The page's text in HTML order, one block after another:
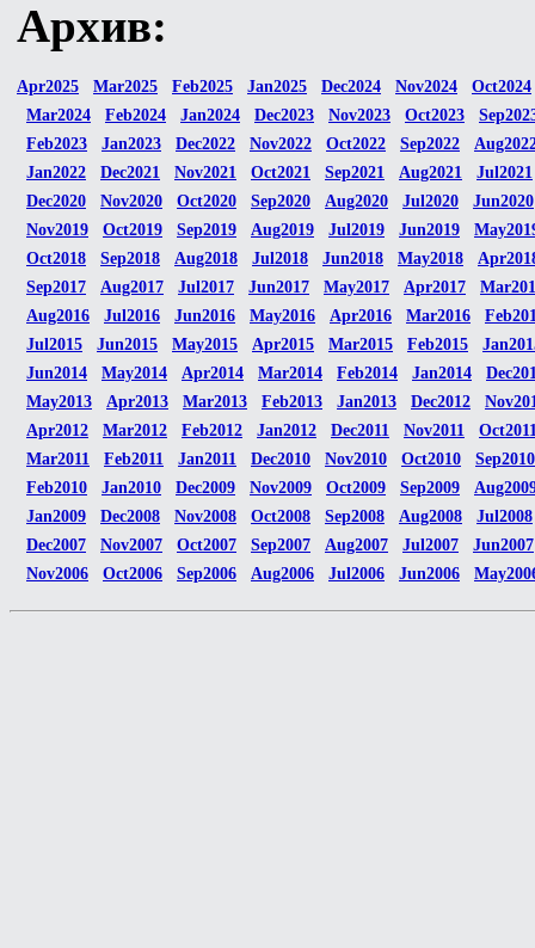
Архив:
Apr2025 Mar2025 Feb2025 Jan2025 Dec2024 Nov2024
Oct2024
Mar2024
Feb2024 Jan2024 Dec2023 Nov2023 Oct2023
Feb2023
Jan2023 Dec2022 Nov2022 Oct2022 Sep2022
Jan2022
Dec2021 Nov2021 Oct2021 Sep2021 Aug2021
Jul2021
Dec2020
Nov2020 Oct2020 Sep2020 Aug2020 Jul2020
Jun2020
Nov2019
Oct2019 Sep2019 Aug2019 Jul2019 Jun2019
Oct2018
Sep2018 Aug2018 Jul2018 Jun2018 May2018
Sep2017
Aug2017 Jul2017 Jun2017 May2017 Apr2017
Aug2016
Jul2016 Jun2016 May2016 Apr2016 Mar2016
Jul2015
Jun2015 May2015 Apr2015 Mar2015 Feb2015
Jun2014
May2014 Apr2014 Mar2014 Feb2014 Jan2014
May2013
Apr2013 Mar2013 Feb2013 Jan2013 Dec2012
Apr2012
Mar2012 Feb2012 Jan2012 Dec2011 Nov2011
Mar2011
Feb2011 Jan2011 Dec2010 Nov2010 Oct2010
Sep2010
Feb2010
Jan2010 Dec2009 Nov2009 Oct2009 Sep2009
Jan2009
Dec2008 Nov2008 Oct2008 Sep2008 Aug2008
Jul2008
Dec2007
Nov2007 Oct2007 Sep2007 Aug2007 Jul2007
Jun2007
Nov2006
Oct2006 Sep2006 Aug2006 Jul2006 Jun2006